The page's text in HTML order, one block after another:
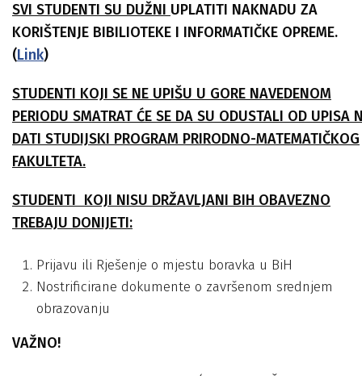
SVI STUDENTI SU DUŽNI UPLATITI NAKNADU ZA
KORIŠTENJE BIBILIOTEKE I INFORMATIČKE OPREME.
(Link)
STUDENTI KOJI SE NE UPIŠU U GORE NAVEDENOM
PERIODU SMATRAT ĆE SE DA SU ODUSTALI OD UPISA
DATI STUDIJSKI PROGRAM PRIRODNO-MATEMATIČKOG
FAKULTETA.
STUDENTI KOJI NISU DRŽAVLJANI BIH OBAVEZNO
TREBAJU DONIJETI:
Prijavu ili Rješenje o mjestu boravka u BiH
Nostrificirane dokumente o završenom srednjem
obrazovanju
VAŽNO!